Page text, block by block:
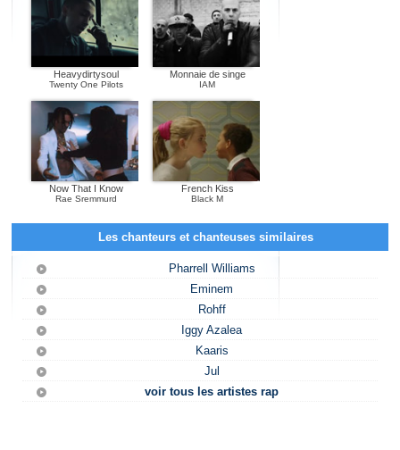
Heavydirtysoul
Twenty One Pilots
Monnaie de singe
IAM
Now That I Know
Rae Sremmurd
French Kiss
Black M
Les chanteurs et chanteuses similaires
Pharrell Williams
Eminem
Rohff
Iggy Azalea
Kaaris
Jul
voir tous les artistes rap